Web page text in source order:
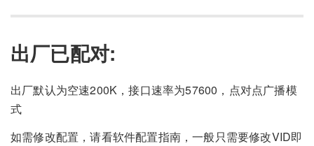
出厂已配对:
出厂默认为空速200K，接口速率为57600，点对点广播模
式
如需修改配置，请看软件配置指南，一般只需要修改VID即